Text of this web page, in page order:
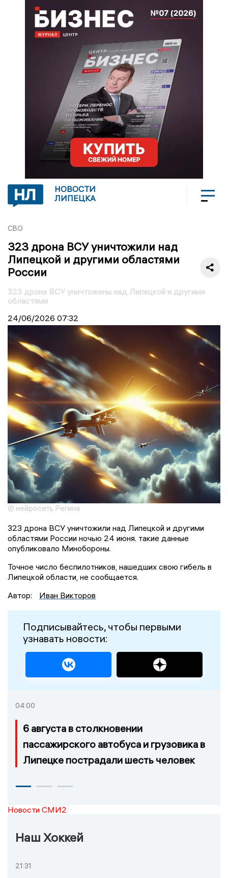
НОВОСТИ
ЛИПЕЦКА
СВО
323 дрона ВСУ уничтожили над
Липецкой и другими областями
России
323 дрона ВСУ уничтожены над Липецкой и другими
областями
24/06/2026 07:32
© нейросеть Регина
323 дрона ВСУ уничтожили над Липецкой и другими
областями России ночью 24 июня. такие данные
опубликовало Минобороны.
Точное число беспилотников, нашедших свою гибель в
Липецкой области, не сообщается.
Автор:
Иван Викторов
Подписывайтесь, чтобы первыми
узнавать новости:
04:00
6 августа в столкновении
пассажирского автобуса и грузовика в
Липецке пострадали шесть человек
Новости СМИ2
Наш Хоккей
21:31